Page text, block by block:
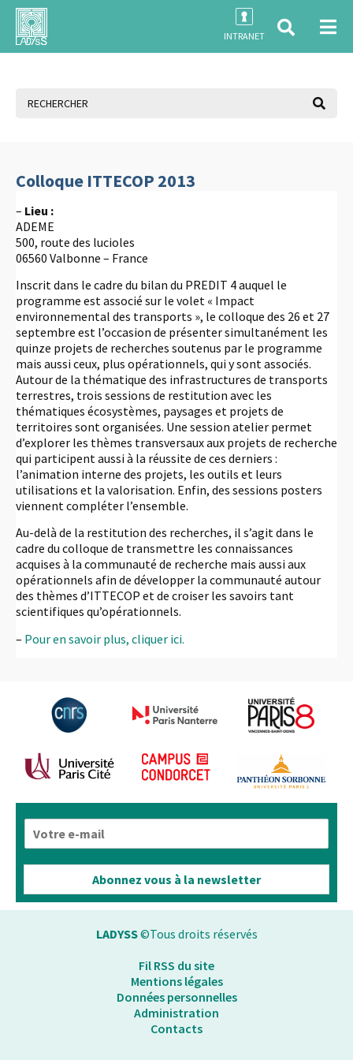
INTRANET
Colloque ITTECOP 2013
– Lieu :
ADEME
500, route des lucioles
06560 Valbonne – France
Inscrit dans le cadre du bilan du PREDIT 4 auquel le
programme est associé sur le volet « Impact
environnemental des transports », le colloque des 26 et 27
septembre est l’occasion de présenter simultanément les
quinze projets de recherches soutenus par le programme
mais aussi ceux, plus opérationnels, qui y sont associés.
Autour de la thématique des infrastructures de transports
terrestres, trois sessions de restitution avec les
thématiques écosystèmes, paysages et projets de
territoires sont organisées. Une session atelier permet
d’explorer les thèmes transversaux aux projets de recherche
qui participent aussi à la réussite de ces derniers :
l’animation interne des projets, les outils et leurs
utilisations et la valorisation. Enfin, des sessions posters
viennent compléter l’ensemble.
Au-delà de la restitution des recherches, il s’agit dans le
cadre du colloque de transmettre les connaissances
acquises à la communauté de recherche mais aussi aux
opérationnels afin de développer la communauté autour
des thèmes d’ITTECOP et de croiser les savoirs tant
scientifiques qu’opérationnels.
– Pour en savoir plus, cliquer ici.
l
Abonnez vous à la newsletter
LADYSS©Tous droits réservés
Fil RSS du site
Mentions légales
Données personnelles
Administration
Contacts